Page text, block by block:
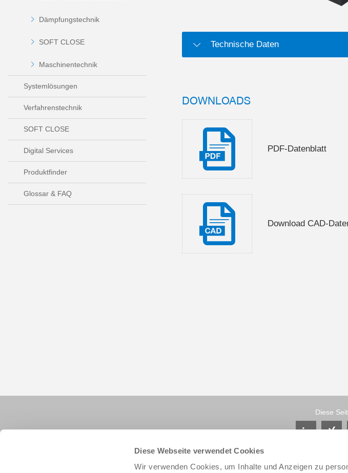
Diese Webseite verwendet Cookies
Wir verwenden Cookies, um Inhalte und Anzeigen zu
Dämpfungstechnik
SOFT CLOSE
Maschinentechnik
Systemlösungen
Verfahrenstechnik
SOFT CLOSE
Digital Services
Produktfinder
Glossar & FAQ
Technische Daten
DOWNLOADS
PDF-Datenblatt
Download CAD-
Diese